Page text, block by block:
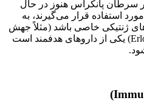
سرطان پانکراس هنوز در حال
استفاده قرار می‌گیرند، به
ژنتیکی خاصی باشد (مثلاً جهش
در ژن BRCA). اِرلوتینیب (Erlotinib) یکی از داروهای هدفمند است